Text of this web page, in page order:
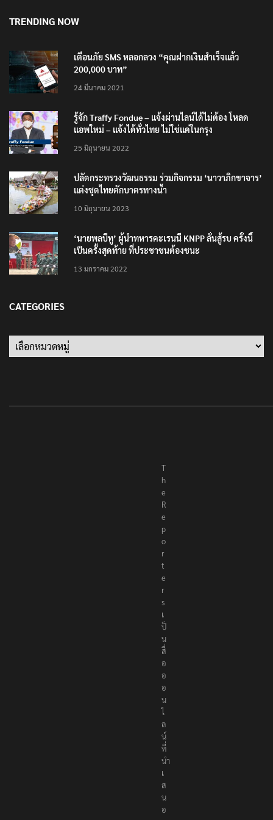
เตือนภัย SMS หลอกลวง “คุณฝากเงินสำเร็จแล้ว
24 มีนาคม 2021
รู้จัก Traffy Fondue – แจ้งผ่านไลน์ได้ไม่ต้อง โหลด
แอพใหม่ – แจ้งได้ทั่วไทย ไม่ใช่แค่ในกรุง
25 มิถุนายน 2022
ปลัดกระทรวงวัฒนธรรม ร่วมกิจกรรม ‘นาวาภิกขาจาร’
แต่งชุดไทยตักบาตรทางน้ำ
10 มิถุนายน 2023
T
h
e
R
e
p
o
r
t
e
r
s
เ
ป็
น
สื่
อ
อ
อ
น
ไ
ล
น์
ที่
นำ
เ
ส